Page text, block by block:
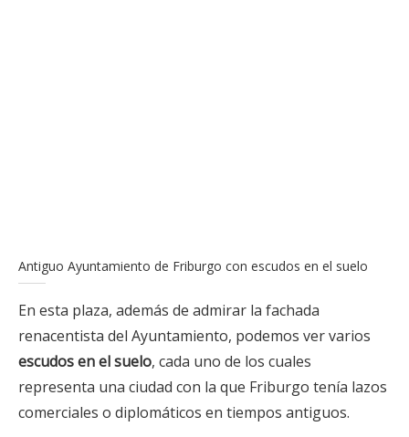
Antiguo Ayuntamiento de Friburgo con escudos en el suelo
En esta plaza, además de admirar la fachada
renacentista del Ayuntamiento, podemos ver varios
escudos en el suelo, cada uno de los cuales
representa una ciudad con la que Friburgo tenía lazos
comerciales o diplomáticos en tiempos antiguos.